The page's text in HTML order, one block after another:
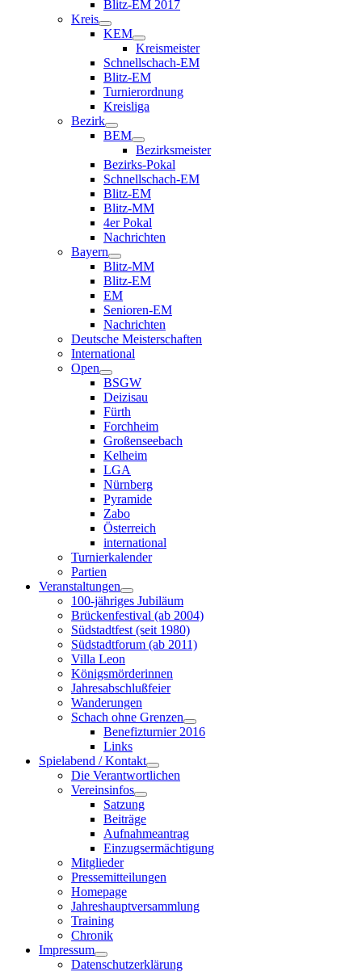
Blitz-EM 2017
Kreis
KEM
Kreismeister
Schnellschach-EM
Blitz-EM
Turnierordnung
Kreisliga
Bezirk
BEM
Bezirksmeister
Bezirks-Pokal
Schnellschach-EM
Blitz-EM
Blitz-MM
4er Pokal
Nachrichten
Bayern
Blitz-MM
Blitz-EM
EM
Senioren-EM
Nachrichten
Deutsche Meisterschaften
International
Open
BSGW
Deizisau
Fürth
Forchheim
Großenseebach
Kelheim
LGA
Nürnberg
Pyramide
Zabo
Österreich
international
Turnierkalender
Partien
Veranstaltungen
100-jähriges Jubiläum
Brückenfestival (ab 2004)
Südstadtfest (seit 1980)
Südstadtforum (ab 2011)
Villa Leon
Königsmörderinnen
Jahresabschlußfeier
Wanderungen
Schach ohne Grenzen
Benefizturnier 2016
Links
Spielabend / Kontakt
Die Verantwortlichen
Vereinsinfos
Satzung
Beiträge
Aufnahmeantrag
Einzugsermächtigung
Mitglieder
Pressemitteilungen
Homepage
Jahreshauptversammlung
Training
Chronik
Impressum
Datenschutzerklärung